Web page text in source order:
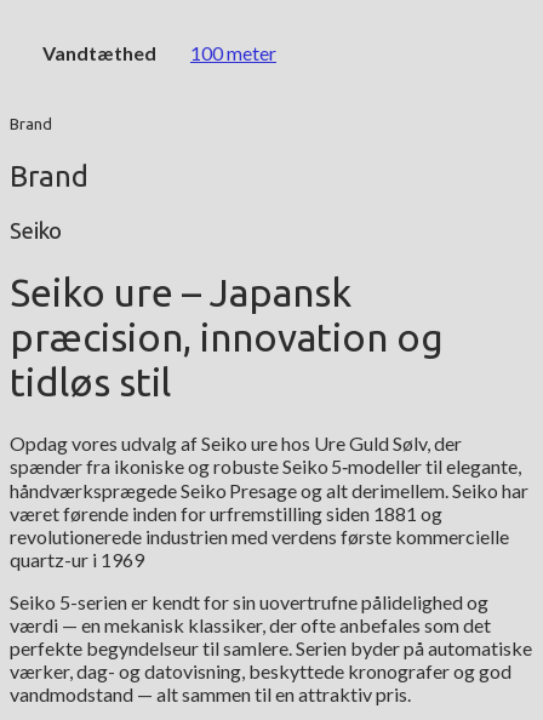
Vandtæthed 100 meter
Brand
Brand
Seiko
Seiko ure – Japansk
præcision, innovation og
tidløs stil
Opdag vores udvalg af Seiko ure hos Ure Guld Sølv, der
spænder fra ikoniske og robuste Seiko 5‑modeller til elegante,
håndværksprægede Seiko Presage og alt derimellem. Seiko har
været førende inden for urfremstilling siden 1881 og
revolutionerede industrien med verdens første kommercielle
quartz-ur i 1969
Seiko 5-serien er kendt for sin uovertrufne pålidelighed og
værdi — en mekanisk klassiker, der ofte anbefales som det
perfekte begyndelseur til samlere. Serien byder på automatiske
værker, dag- og datovisning, beskyttede kronografer og god
vandmodstand — alt sammen til en attraktiv pris.